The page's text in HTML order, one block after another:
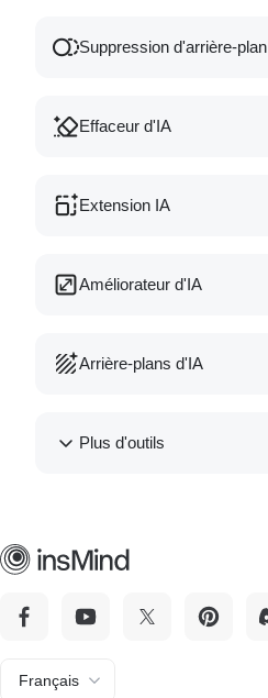
Suppression d'arrière-plan
Effaceur d'IA
Extension IA
Améliorateur d'IA
Arrière-plans d'IA
Plus d'outils
Français